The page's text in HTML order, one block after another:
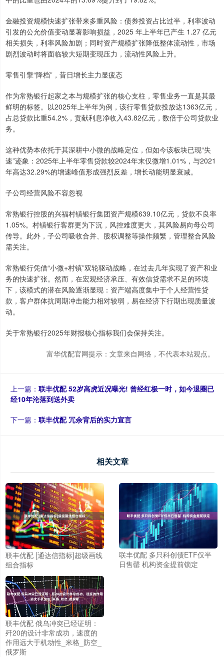
金融投资规模快速扩张带来多重风险：债券投资占比过半，利率波动
引发的公允价值变动显著影响损益，2025 年上半年已产生 1.27 亿元
相关损失，利率风险加剧；同时资产规模扩张降低整体流动性，市场
剧烈波动时将面临较大短期变现压力，流动性风险上升。
零售引擎“降档”，昔日增长主力显疲态
作为常熟银行起家之本与规模扩张的核心支柱，零售业务一直是其最
鲜明的标签。以2025年上半年为例，该行零售贷款投放达1363亿元，
占总贷款比重54.2%，贡献利息净收入43.82亿元，数倍于公司贷款业
务。
这种优势本依托于其深耕中小微的战略定位，但如今该板块已现“失
速”迹象：2025年上半年零售贷款较2024年末仅微增1.01%，与2021
年高达32.29%的增速峰值形成强烈反差，增长动能明显衰减。
子公司经营风险不容忽视
常熟银行控股的兴福村镇银行集团资产规模639.10亿元，贷款不良率
1.05%。村镇银行客群更为下沉，风控难度更大，其风险易向母公司
传导。此外，子公司吸收合并、股权调整等操作频繁，管理整合风险
需关注。
常熟银行凭借“小微+村镇”双轮驱动战略，在过去几年实现了资产和业
务的快速扩张。然而，在宏观经济承压、有效信贷需求不足的环境
下，该模式的潜在风险逐渐显现：资产端高度集中于个人经营性贷
款，客户群体抗周期冲击能力相对较弱，易在经济下行期出现质量波
动。
关于常熟银行2025年财报核心指标我们会保持关注。
富华优配官网提示：文章来自网络，不代表本站观点。
上一篇： 联丰优配 52岁高虎近况曝光! 曾经红极一时，如今退圈已
经10年沦落到送外卖
下一篇： 联丰优配 冗余背后的实力宣言
相关文章
联丰优配 [通达信指标]超级画线
组合指标
联丰优配 多只科创债ETF仅半
日售罄 机构资金提前锁定
联丰优配 俄乌冲突已经证明：
歼20的设计非常成功，速度的
作用远大于机动性_米格_防空_
俄罗斯